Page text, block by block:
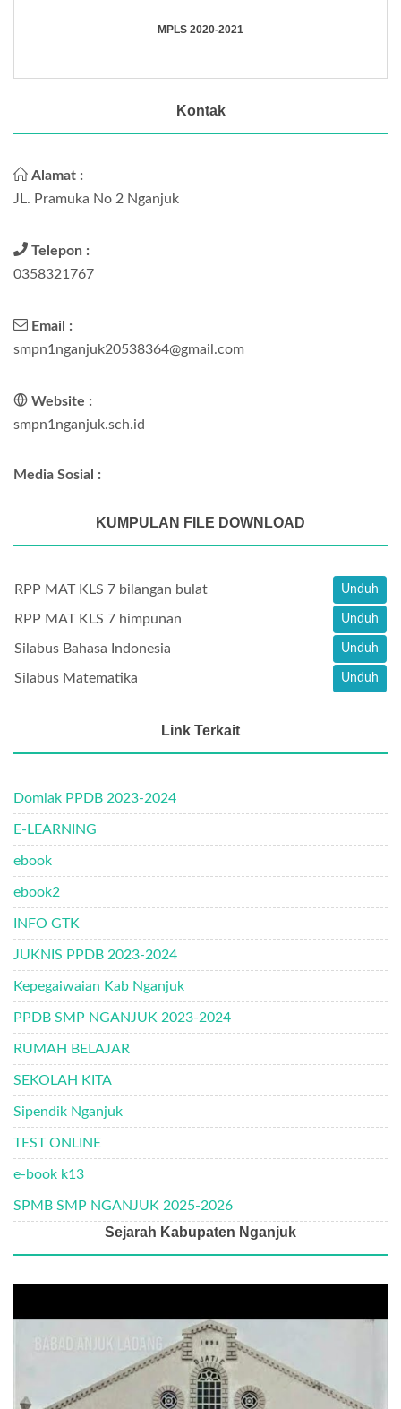
Kontak
Alamat :
JL. Pramuka No 2 Nganjuk
Telepon :
0358321767
Email :
smpn1nganjuk20538364@gmail.com
Website :
smpn1nganjuk.sch.id
Media Sosial :
MPLS 2020-2021
KUMPULAN FILE DOWNLOAD
RPP MAT KLS 7 bilangan bulat Unduh
RPP MAT KLS 7 himpunan Unduh
Silabus Bahasa Indonesia Unduh
Silabus Matematika Unduh
Link Terkait
Domlak PPDB 2023-2024
E-LEARNING
ebook
ebook2
INFO GTK
JUKNIS PPDB 2023-2024
Kepegaiwaian Kab Nganjuk
PPDB SMP NGANJUK 2023-2024
RUMAH BELAJAR
SEKOLAH KITA
Sipendik Nganjuk
TEST ONLINE
e-book k13
SPMB SMP NGANJUK 2025-2026
Sejarah Kabupaten Nganjuk